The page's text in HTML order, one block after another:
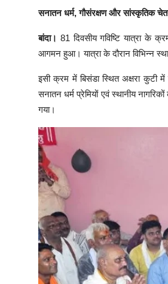
सनातन धर्म, गौसंरक्षण और सांस्कृतिक
बांदा। 81 दिवसीय गविष्टि यात्रा के
आगमन हुआ। यात्रा के दौरान विभिन्न
इसी क्रम में बिसंडा स्थित अक्षरा कुटी में
सनातन धर्म प्रेमियों एवं स्थानीय
गया।